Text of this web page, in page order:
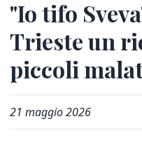
"Io tifo
Trieste un
piccoli
21 maggio 2026